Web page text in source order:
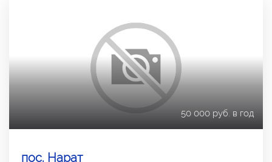
50 000 руб. в год
пос. Нарат